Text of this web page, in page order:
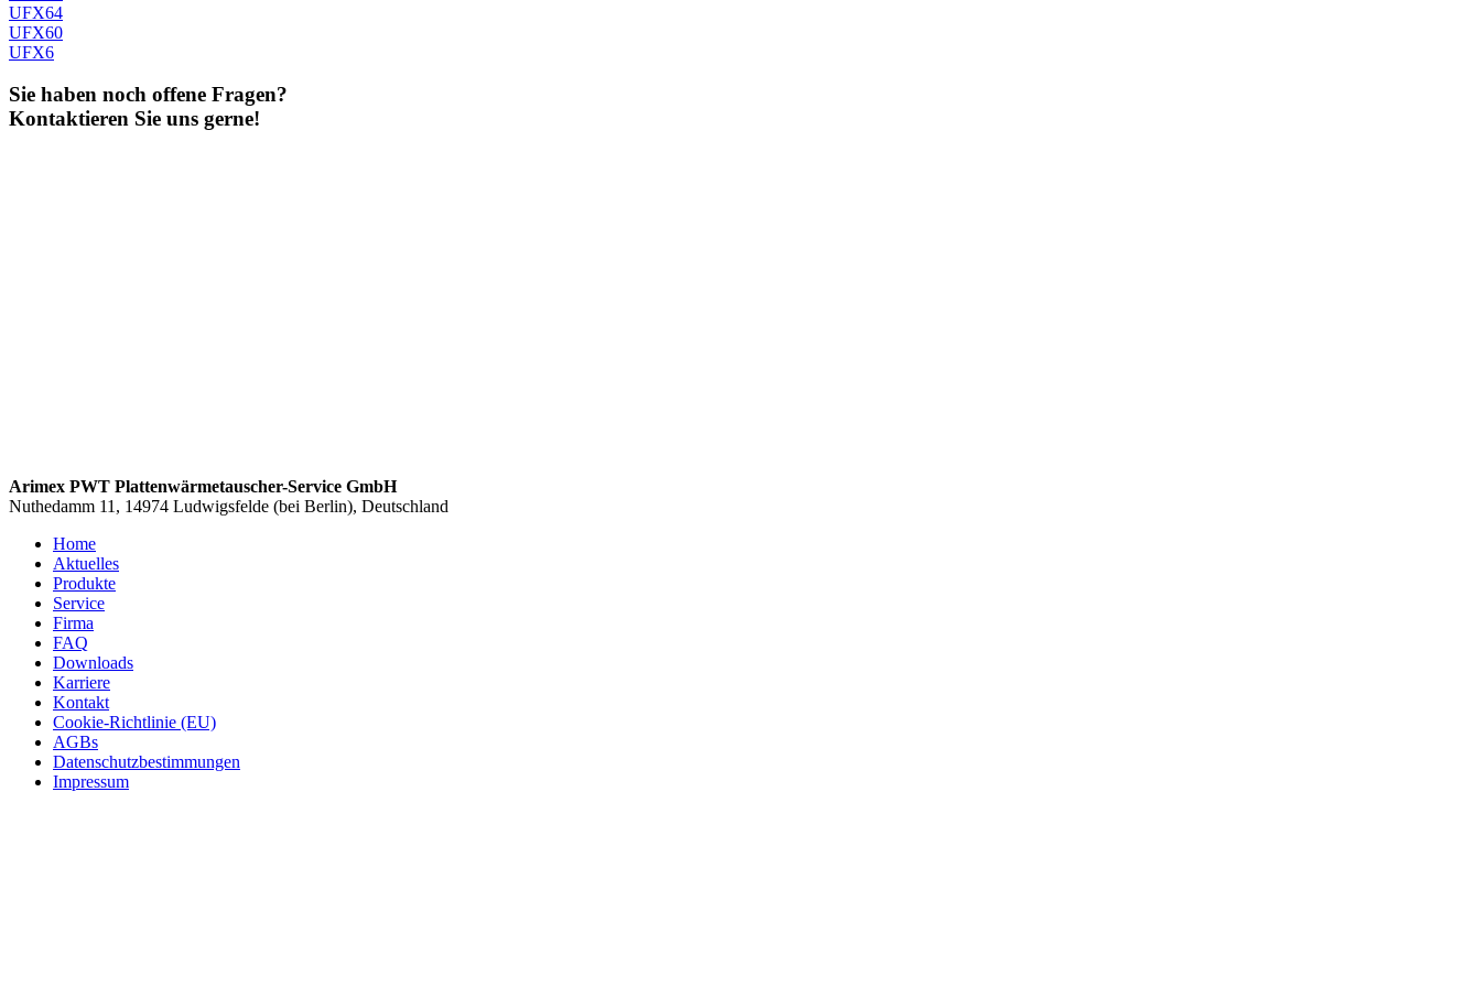
UFX64
UFX60
UFX6
Sie haben noch offene Fragen?
Kontaktieren Sie uns gerne!
Arimex PWT Plattenwärmetauscher-Service GmbH
Nuthedamm 11, 14974 Ludwigsfelde (bei Berlin), Deutschland
Home
Aktuelles
Produkte
Service
Firma
FAQ
Downloads
Karriere
Kontakt
Cookie-Richtlinie (EU)
AGBs
Datenschutzbestimmungen
Impressum